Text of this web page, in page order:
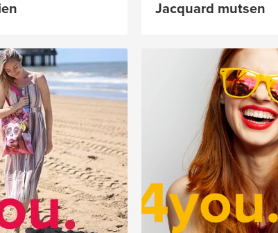
Jacquard mutsen